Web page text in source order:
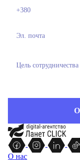
О нас